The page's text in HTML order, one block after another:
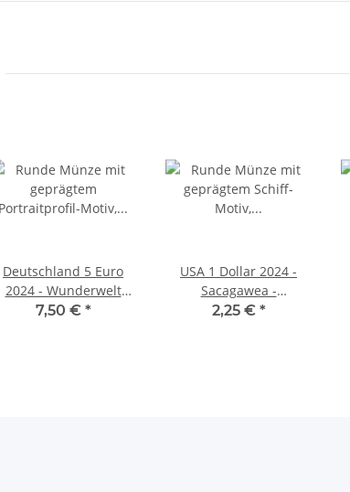
Deutschland 5 Euro
2024 - Wunderwelt
Insekten #8 -
7,50 € *
USA 1 Dollar 2024 -
Sacagawea -
Staatsbürger - P - unc.*
2,25 € *